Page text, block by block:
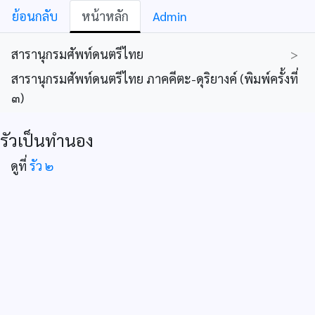
ย้อนกลับ หน้าหลัก Admin
สารานุกรมศัพท์ดนตรีไทย
>
สารานุกรมศัพท์ดนตรีไทย ภาคคีตะ-ดุริยางค์ (พิมพ์ครั้งที่
๓)
รัวเป็นทำนอง
ดูที่ รัว ๒